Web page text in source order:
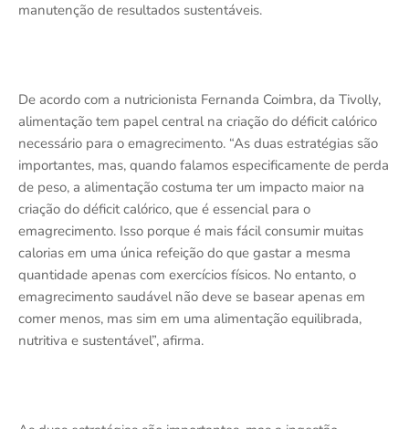
manutenção de resultados sustentáveis.
De acordo com a nutricionista Fernanda Coimbra, da Tivolly,
alimentação tem papel central na criação do déficit calórico
necessário para o emagrecimento. “As duas estratégias são
importantes, mas, quando falamos especificamente de perda
de peso, a alimentação costuma ter um impacto maior na
criação do déficit calórico, que é essencial para o
emagrecimento. Isso porque é mais fácil consumir muitas
calorias em uma única refeição do que gastar a mesma
quantidade apenas com exercícios físicos. No entanto, o
emagrecimento saudável não deve se basear apenas em
comer menos, mas sim em uma alimentação equilibrada,
nutritiva e sustentável”, afirma.